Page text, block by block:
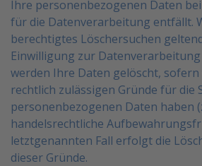
Ihre personenbezogenen Daten
für die Datenverarbeitung entfällt.
berechtigtes Löschersuchen
Einwilligung zur
werden Ihre Daten gelöscht,
rechtlich zulässigen Gründe für die
personenbezogenen Daten haben
handelsrechtliche
letztgenannten Fall erfolgt die
dieser Gründe.